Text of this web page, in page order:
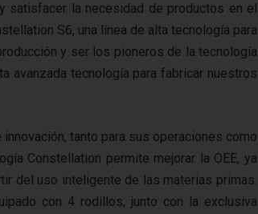
satisfacer la necesidad de productos en el
S6, una línea de alta tecnología para
y ser los pioneros de la tecnología
avanzada tecnología para fabricar nuestros
tanto para sus operaciones como
Constellation permite mejorar la OEE, ya
del uso inteligente de las materias primas.
con 4 rodillos, junto con la exclusiva